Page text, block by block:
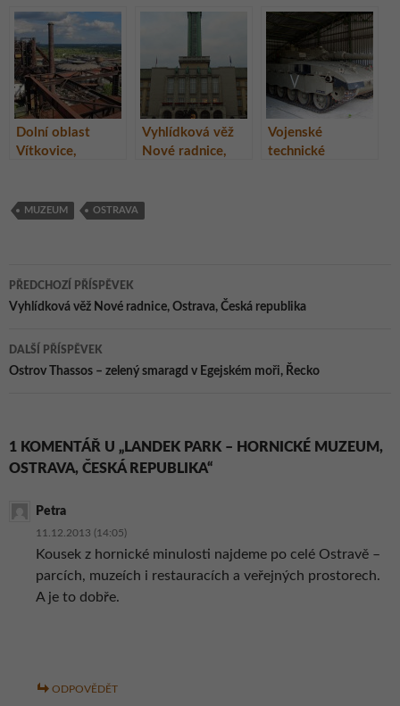
Dolní oblast
Vítkovice,
Vyhlídková věž
Nové radnice,
Vojenské
technické
MUZEUM OSTRAVA
Navigace
pro
příspěvky
PŘEDCHOZÍ PŘÍSPĚVEK
Vyhlídková věž Nové radnice, Ostrava, Česká republika
DALŠÍ PŘÍSPĚVEK
Ostrov Thassos – zelený smaragd v Egejském moři, Řecko
1 KOMENTÁŘ U „LANDEK PARK – HORNICKÉ MUZEUM,
OSTRAVA, ČESKÁ REPUBLIKA“
Petra
11.12.2013 (14:05)
Kousek z hornické minulosti najdeme po celé Ostravě –
parcích, muzeích i restauracích a veřejných prostorech.
A je to dobře.
ODPOVĚDĚT